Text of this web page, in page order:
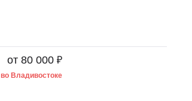
от 80 000 ₽
во Владивостоке